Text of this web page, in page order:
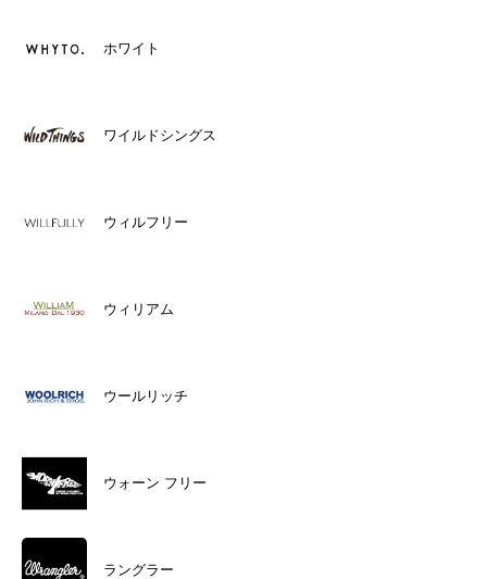
ホワイト
ワイルドシングス
ウィルフリー
ウィリアム
ウールリッチ
ウォーン フリー
ラングラー